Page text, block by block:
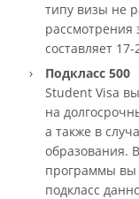
типу визы не
рассмотрения
составляет
Подкласс 500
Student Visa
на
а также в
образования.
программы вы
подкласс